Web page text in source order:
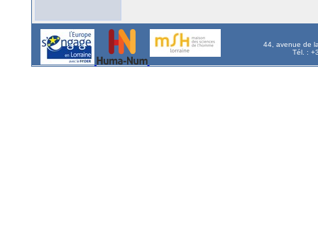
44, avenue de
Tél. :